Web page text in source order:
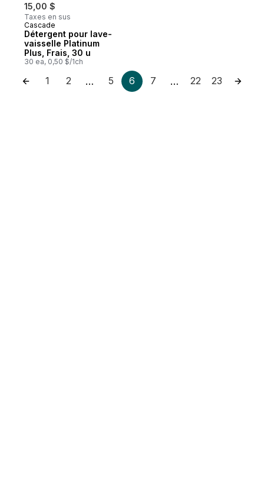
15,00 $
Taxes en sus
Abonner et mériter
Cascade
Détergent pour lave-
vaisselle Platinum
Plus, Frais, 30 u
30 ea, 0,50 $/1ch
1 2 … 5 6 7 … 22 23